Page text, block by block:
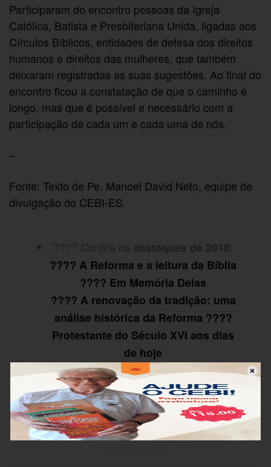
Participaram do encontro pessoas da Igreja
Católica, Batista e Presbiteriana Unida, ligadas aos
Círculos Bíblicos, entidades de defesa dos direitos
humanos e direitos das mulheres, que também
deixaram registradas as suas sugestões. Ao final do
encontro ficou a constatação de que o caminho é
longo, mas que é possível e necessário com a
participação de cada um e cada uma de nós.
–
Fonte: Texto de Pe. Manoel David Neto, equipe de
divulgação do CEBI-ES.
???? Confira os destaques de 2018:
???? A Reforma e a leitura da Bíblia
???? Em Memória Delas
???? A renovação da tradição: uma
análise histórica da Reforma ????
Protestante do Século XVI aos dias
de hoje
????Re-imaginando a Trindade
Estudos Bíblicos